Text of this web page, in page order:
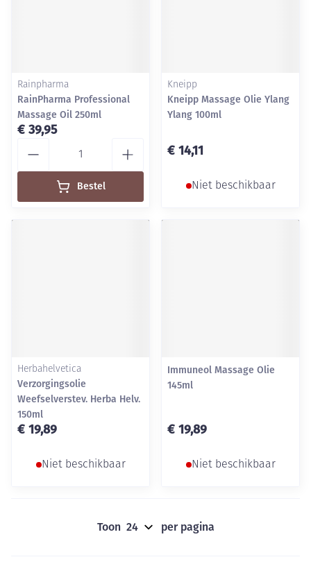
Rainpharma
RainPharma Professional
Massage Oil 250ml
€ 39,95
Bestel
Kneipp
Kneipp Massage Olie Ylang
Ylang 100ml
€ 14,11
Niet beschikbaar
Herbahelvetica
Verzorgingsolie
Weefselverstev. Herba Helv.
150ml
€ 19,89
Niet beschikbaar
Immuneol Massage Olie
145ml
€ 19,89
Niet beschikbaar
Toon per pagina